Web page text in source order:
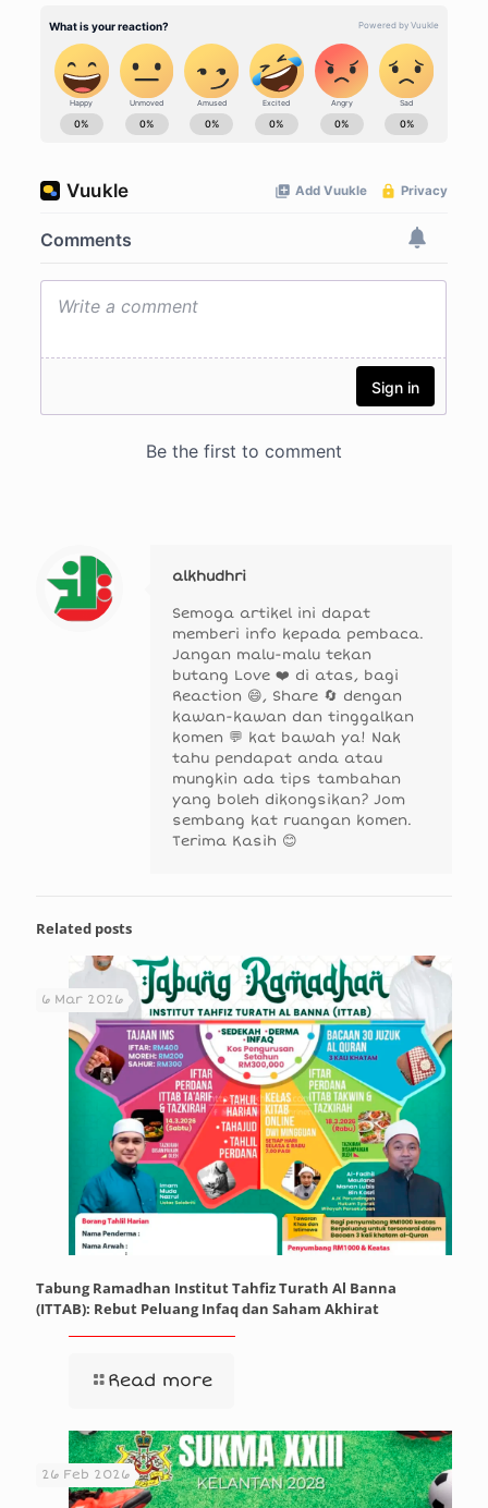
alkhudhri
Semoga artikel ini dapat
memberi info kepada pembaca.
Jangan malu-malu tekan
butang Love ❤️ di atas, bagi
Reaction 😄, Share 🔄 dengan
kawan-kawan dan tinggalkan
komen 💬 kat bawah ya! Nak
tahu pendapat anda atau
mungkin ada tips tambahan
yang boleh dikongsikan? Jom
sembang kat ruangan komen.
Terima Kasih 😊
Related posts
6 Mar 2026
Tabung Ramadhan Institut Tahfiz Turath Al Banna
(ITTAB): Rebut Peluang Infaq dan Saham Akhirat
Read more
26 Feb 2026